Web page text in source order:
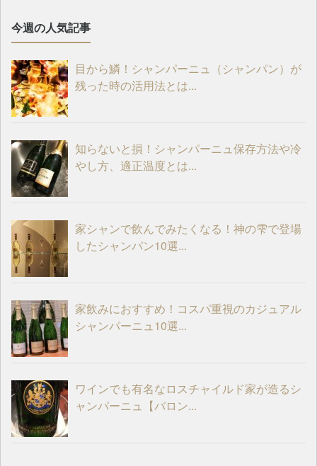
今週の人気記事
目から鱗！シャンパーニュ（シャンパン）が
残った時の活用法とは...
知らないと損！シャンパーニュ保存方法や冷
やし方、適正温度とは...
家シャンで飲んでみたくなる！神の雫で登場
したシャンパン10選...
家飲みにおすすめ！コスパ重視のカジュアル
シャンパーニュ10選...
ワインでも有名なロスチャイルド家が造るシ
ャンパーニュ【バロン...